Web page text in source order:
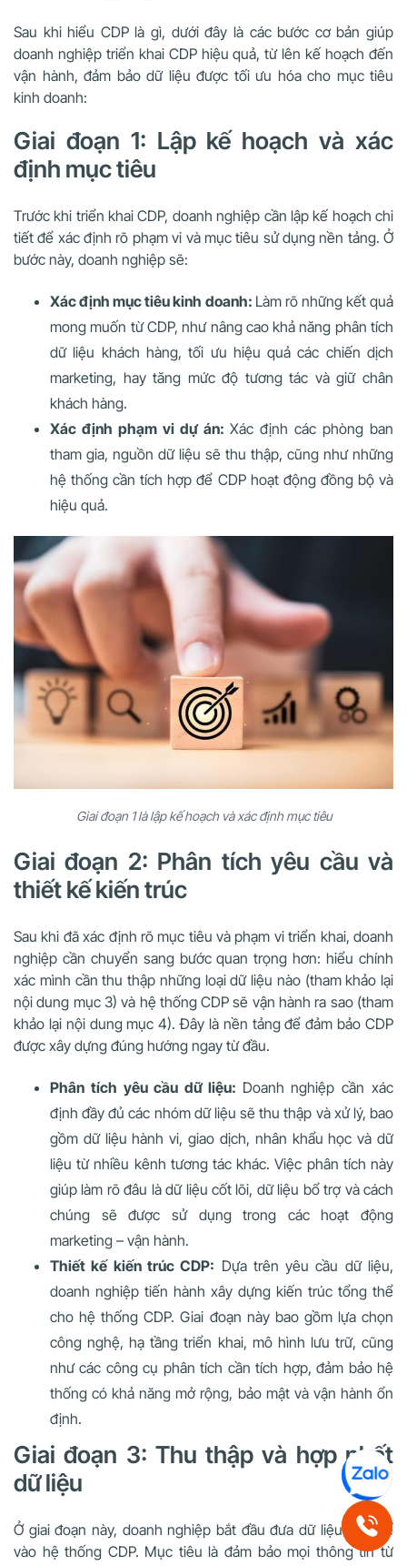
Sau khi hiểu CDP là gì, dưới đây là các bước cơ bản giúp
doanh nghiệp triển khai CDP hiệu quả, từ lên kế hoạch đến
vận hành, đảm bảo dữ liệu được tối ưu hóa cho mục tiêu
kinh doanh:
Giai đoạn 1: Lập kế hoạch và xác
định mục tiêu
Trước khi triển khai CDP, doanh nghiệp cần lập kế hoạch chi
tiết để xác định rõ phạm vi và mục tiêu sử dụng nền tảng. Ở
bước này, doanh nghiệp sẽ:
Xác định mục tiêu kinh doanh: Làm rõ những kết quả
mong muốn từ CDP, như nâng cao khả năng phân tích
dữ liệu khách hàng, tối ưu hiệu quả các chiến dịch
marketing, hay tăng mức độ tương tác và giữ chân
khách hàng.
Xác định phạm vi dự án: Xác định các phòng ban
tham gia, nguồn dữ liệu sẽ thu thập, cũng như những
hệ thống cần tích hợp để CDP hoạt động đồng bộ và
hiệu quả.
Giai đoạn 1 là lập kế hoạch và xác định mục tiêu
Giai đoạn 2: Phân tích yêu cầu và
thiết kế kiến trúc
Sau khi đã xác định rõ mục tiêu và phạm vi triển khai, doanh
nghiệp cần chuyển sang bước quan trọng hơn: hiểu chính
xác mình cần thu thập những loại dữ liệu nào (tham khảo lại
nội dung mục 3) và hệ thống CDP sẽ vận hành ra sao (tham
khảo lại nội dung mục 4). Đây là nền tảng để đảm bảo CDP
được xây dựng đúng hướng ngay từ đầu.
Phân tích yêu cầu dữ liệu: Doanh nghiệp cần xác
định đầy đủ các nhóm dữ liệu sẽ thu thập và xử lý, bao
gồm dữ liệu hành vi, giao dịch, nhân khẩu học và dữ
liệu từ nhiều kênh tương tác khác. Việc phân tích này
giúp làm rõ đâu là dữ liệu cốt lõi, dữ liệu bổ trợ và cách
chúng sẽ được sử dụng trong các hoạt động
marketing – vận hành.
Thiết kế kiến trúc CDP: Dựa trên yêu cầu dữ liệu,
doanh nghiệp tiến hành xây dựng kiến trúc tổng thể
cho hệ thống CDP. Giai đoạn này bao gồm lựa chọn
công nghệ, hạ tầng triển khai, mô hình lưu trữ, cũng
như các công cụ phân tích cần tích hợp, đảm bảo hệ
thống có khả năng mở rộng, bảo mật và vận hành ổn
định.
Giai đoạn 3: Thu thập và hợp nhất
dữ liệu
Ở giai đoạn này, doanh nghiệp bắt đầu đưa dữ liệu thực tế
vào hệ thống CDP. Mục tiêu là đảm bảo mọi thông tin từ